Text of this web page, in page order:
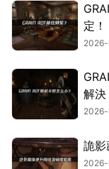
定！
解決
詭影